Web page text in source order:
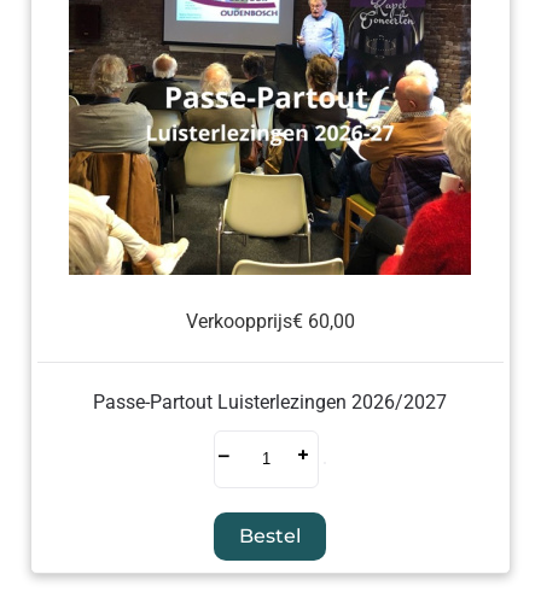
Verkoopprijs€ 60,00
Passe-Partout Luisterlezingen 2026/2027
– +
Bestel